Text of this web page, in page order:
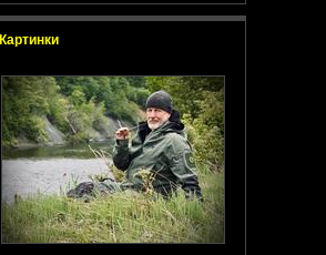
Картинки